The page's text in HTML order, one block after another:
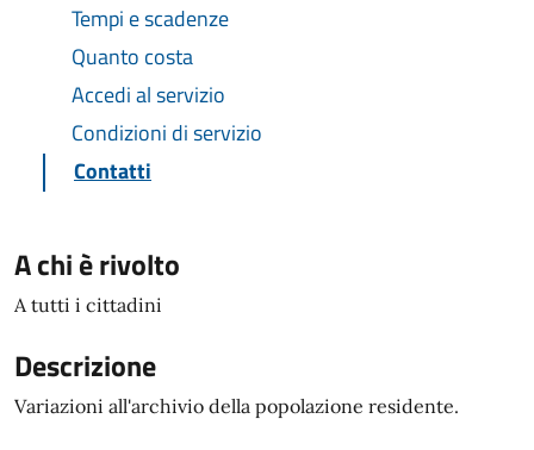
Tempi e scadenze
Quanto costa
Accedi al servizio
Condizioni di servizio
Contatti
A chi è rivolto
A tutti i cittadini
Descrizione
Variazioni all'archivio della popolazione residente.